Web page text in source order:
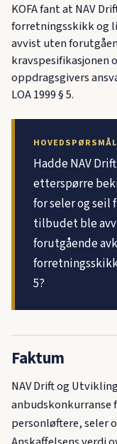
KOFA fant at NAV
forretningsskikk og
avvist uten
kravspesifikasjonen
oppdragsgivers
LOA 1999 § 5.
HOVEDSPØRSMÅL
Hadde NAV
etterspørre
for seler og seil
tilbudet ble
forutgående
5?
Faktum
NAV Drift og
anbudskonkurranse
personløftere, seler